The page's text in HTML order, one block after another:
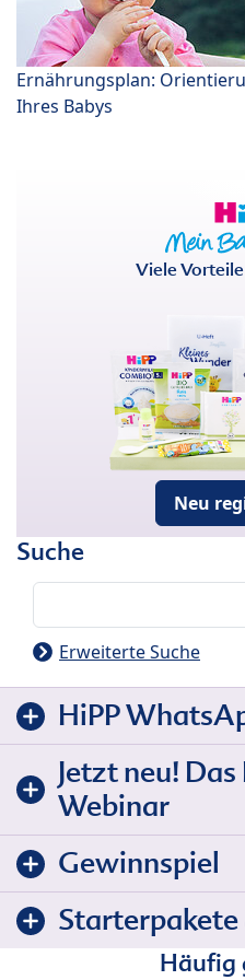
Ernährungsplan:
Ihres Babys
Viele
Neu
Suche
Erweiterte Suche
HiPP
Jetzt neu!
Webinar
Gewinnspiel
Starterpakete
Häufig